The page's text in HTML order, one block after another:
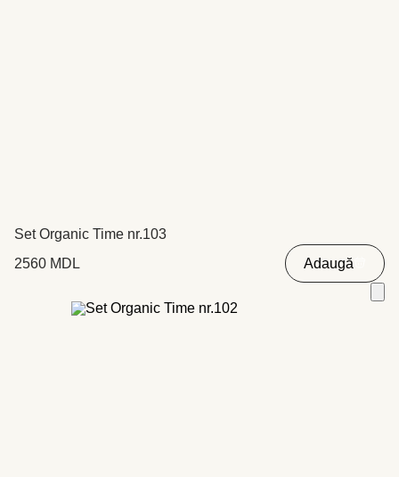
Set Organic Time nr.103
2560 MDL Adaugă